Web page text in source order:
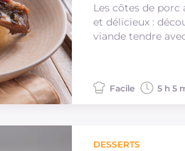
Les côtes de
et délicieux :
viande tendre
Facile 5 h 5
DESSERTS